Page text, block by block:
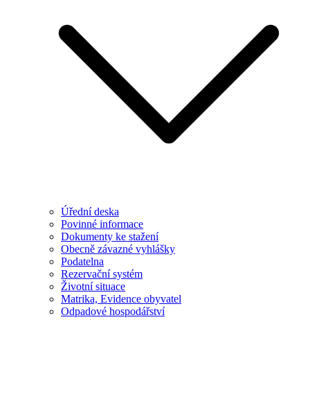
Úřední deska
Povinné informace
Dokumenty ke stažení
Obecně závazné vyhlášky
Podatelna
Rezervační systém
Životní situace
Matrika, Evidence obyvatel
Odpadové hospodářství